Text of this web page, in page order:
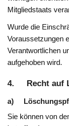
Mitgliedstaats
Wurde die
Voraussetzungen
Verantwortlichen
aufgehoben wird.
4. Recht auf
a)
Sie können von